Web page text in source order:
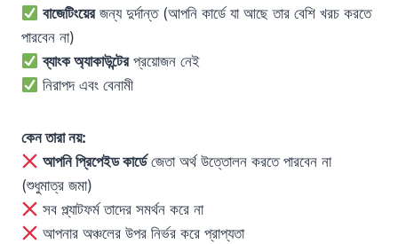
বাজেটিংয়েরজন্য দুর্দান্ত (আপনি কার্ডে যা আছে তার বেশি খরচ করতে
পারবেন না)
ব্যাংক অ্যাকাউন্টেরপ্রয়োজন নেই
নিরাপদ এবং বেনামী
কেন তারা নয়:
আপনি প্রিপেইড কার্ডেজেতা অর্থ উত্তোলন করতে পারবেন না
(শুধুমাত্র জমা)
সব প্ল্যাটফর্ম তাদের সমর্থন করে না
আপনার অঞ্চলের উপর নির্ভর করে প্রাপ্যতা